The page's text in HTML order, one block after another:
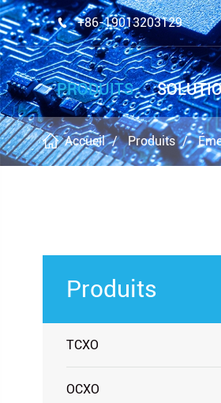
 +86-19013203129
PRODUITS
Accueil Produits
Produits
TCXO
OCXO